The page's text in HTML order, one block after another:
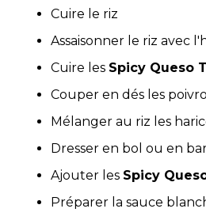
Cuire le riz
Assaisonner le riz avec
Cuire les Spicy Queso
Couper en dés les
Mélanger au riz les
Dresser en bol ou en
Ajouter les Spicy
Préparer la sauce